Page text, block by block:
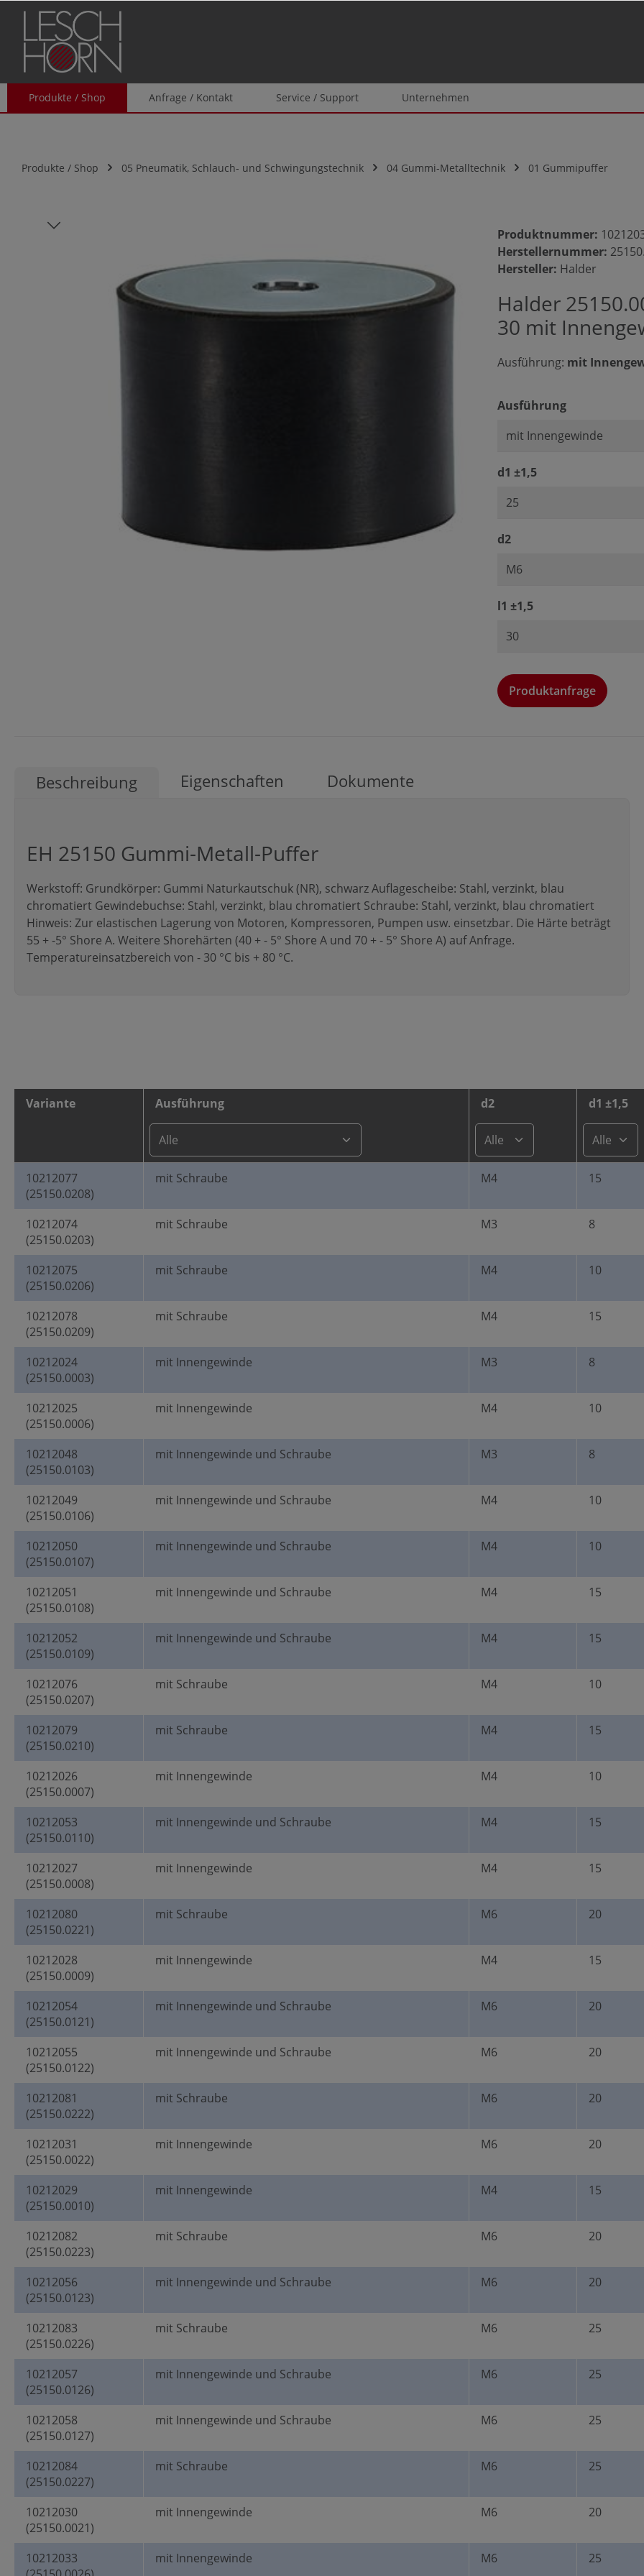
Zur Hauptnavigation springen
Produkte / Shop Anfrage / Kontakt Service / Support Unternehmen
Produkte / Shop 05 Pneumatik, Schlauch- und Schwingungstechnik 04 Gummi-Metalltechnik 01 Gummipuffer
Bildergalerie überspringen Produktnummer:
Herstellernummer:
Hersteller: Halder
Halder
30 mit
Ausführung: mit
Ausführungauswählen
d1 ±1,5auswählen
d2auswählen
l1 ±1,5auswählen
Firma*
(Produktnummer:
Produktanfrage
Beschreibung Eigenschaften Dokumente
EH 25150 Gummi-Metall-Puffer
Werkstoff: Grundkörper: Gummi Naturkautschuk (NR), schwarz Auflagescheibe: Stahl, verzinkt, blau
chromatiert Gewindebuchse: Stahl, verzinkt, blau chromatiert Schraube: Stahl, verzinkt, blau chromatiert
Hinweis: Zur elastischen Lagerung von Motoren, Kompressoren, Pumpen usw. einsetzbar. Die Härte beträgt
55 + -5° Shore A. Weitere Shorehärten (40 + - 5° Shore A und 70 + - 5° Shore A) auf Anfrage.
Temperatureinsatzbereich von - 30 °C bis + 80 °C.
Variante Ausführung d2 d1 ±1,5
10212077
(25150.0208)
mit Schraube M4 15
10212074
(25150.0203)
mit Schraube M3 8
10212075
(25150.0206)
mit Schraube M4 10
10212078
(25150.0209)
mit Schraube M4 15
10212024
(25150.0003)
mit Innengewinde M3 8
10212025
(25150.0006)
mit Innengewinde M4 10
10212048
(25150.0103)
mit Innengewinde und Schraube M3 8
10212049
(25150.0106)
mit Innengewinde und Schraube M4 10
10212050
(25150.0107)
mit Innengewinde und Schraube M4 10
10212051
(25150.0108)
mit Innengewinde und Schraube M4 15
10212052
(25150.0109)
mit Innengewinde und Schraube M4 15
10212076
(25150.0207)
mit Schraube M4 10
10212079
(25150.0210)
mit Schraube M4 15
10212026
(25150.0007)
mit Innengewinde M4 10
10212053
(25150.0110)
mit Innengewinde und Schraube M4 15
10212027
(25150.0008)
mit Innengewinde M4 15
10212080
(25150.0221)
mit Schraube M6 20
10212028
(25150.0009)
mit Innengewinde M4 15
10212054
(25150.0121)
mit Innengewinde und Schraube M6 20
10212055
(25150.0122)
mit Innengewinde und Schraube M6 20
10212081
(25150.0222)
mit Schraube M6 20
10212031
(25150.0022)
mit Innengewinde M6 20
10212029
(25150.0010)
mit Innengewinde M4 15
10212082
(25150.0223)
mit Schraube M6 20
10212056
(25150.0123)
mit Innengewinde und Schraube M6 20
10212083
(25150.0226)
mit Schraube M6 25
10212057
(25150.0126)
mit Innengewinde und Schraube M6 25
10212058
(25150.0127)
mit Innengewinde und Schraube M6 25
10212084
(25150.0227)
mit Schraube M6 25
10212030
(25150.0021)
mit Innengewinde M6 20
10212033
mit Innengewinde M6 25